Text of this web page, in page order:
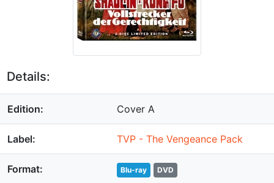
Details:
Edition: Cover A
Label: TVP - The Vengeance Pack
Format: Blu-ray DVD